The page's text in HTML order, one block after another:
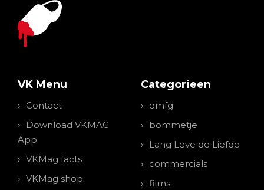
VK Menu
Contact
Download VKMAG
App
VKMag facts
VKMag shop
Categorieen
omfg
bommetje
Lang Leve de Liefde
commercials
films